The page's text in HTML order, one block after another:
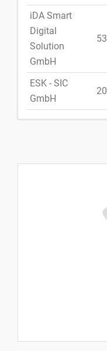
iDA Smart
Digital
Solution
GmbH
53
ESK - SIC
GmbH
20